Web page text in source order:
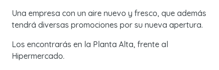
Una empresa con un aire nuevo y fresco, que además
tendrá diversas promociones por su nueva apertura.
Los encontrarás en la Planta Alta, frente al
Hipermercado.